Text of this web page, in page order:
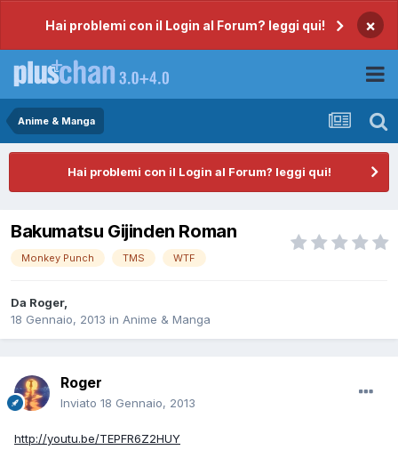
Hai problemi con il Login al Forum? leggi qui! ×
Anime & Manga
Hai problemi con il Login al Forum? leggi qui!
Bakumatsu Gijinden Roman
Monkey Punch TMS WTF
Da Roger,
18 Gennaio, 2013 in Anime & Manga
Roger
Inviato 18 Gennaio, 2013
http://youtu.be/TEPFR6Z2HUY